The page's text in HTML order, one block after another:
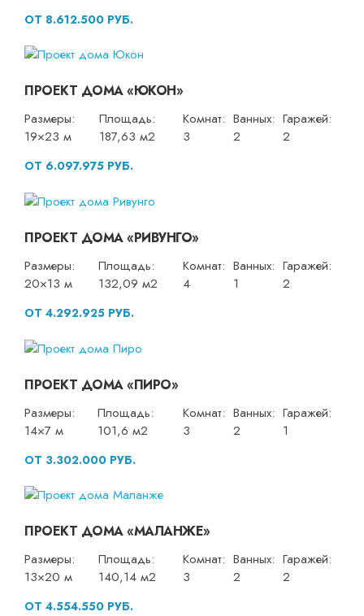
ОТ 8.612.500 РУБ.
ПРОЕКТ ДОМА «ЮКОН»
Размеры:
19×23 м
Площадь:
187,63 м2
Комнат:
3
Ванных:
2
Гаражей:
2
ОТ 6.097.975 РУБ.
ПРОЕКТ ДОМА «РИВУНГО»
Размеры:
20×13 м
Площадь:
132,09 м2
Комнат:
4
Ванных:
1
Гаражей:
2
ОТ 4.292.925 РУБ.
ПРОЕКТ ДОМА «ПИРО»
Размеры:
14×7 м
Площадь:
101,6 м2
Комнат:
3
Ванных:
2
Гаражей:
1
ОТ 3.302.000 РУБ.
ПРОЕКТ ДОМА «МАЛАНЖЕ»
Размеры:
13×20 м
Площадь:
140,14 м2
Комнат:
3
Ванных:
2
Гаражей:
2
ОТ 4.554.550 РУБ.